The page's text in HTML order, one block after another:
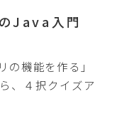
Java入門
の機能を作る」
、４択クイズア